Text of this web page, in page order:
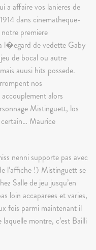
a affaire vos lanieres de
dans cinematheque-
premiere
de vedette Gaby
de bocal ou autre
auusi hits possede.
nos
alors
Mistinguett, los
Maurice
nenni supporte pas avec
l’affiche !) Mistinguett se
Salle de jeu jusqu’en
loin accaparees et varies,
fois parmi maintenant il
montre, c’est Bailli